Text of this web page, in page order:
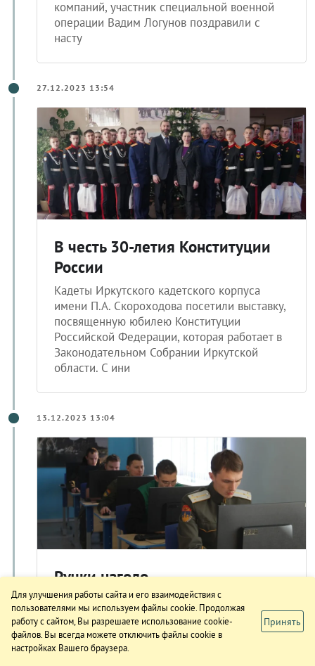
компаний, участник специальной военной
операции Вадим Логунов поздравили с
насту
27.12.2023 13:54
В честь 30-летия Конституции
России
Кадеты Иркутского кадетского корпуса
имени П.А. Скороходова посетили выставку,
посвященную юбилею Конституции
Российской Федерации, которая работает в
Законодательном Собрании Иркутской
области. С ини
13.12.2023 13:04
Ручки наголо
Всероссийская общественно-
просветительская акция «Казачий диктант –
2023» прошла в четвертый раз, собрав не
только представителей войсковых казачьих
Для улучшения работы сайта и его взаимодействия с
пользователями мы используем файлы cookie. Продолжая
работу с сайтом, Вы разрешаете использование cookie-
файлов. Вы всегда можете отключить файлы cookie в
настройках Вашего браузера.
Принять